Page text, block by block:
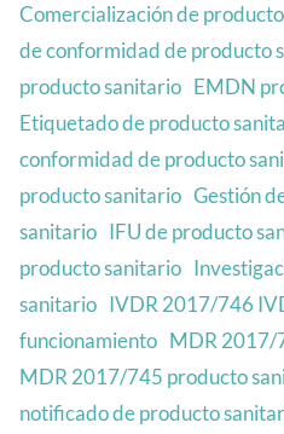
Comercialización de
de conformidad de producto
producto sanitario EMDN
Etiquetado de producto
conformidad de producto
producto sanitario Gestión
sanitario IFU de producto
producto sanitario
sanitario IVDR 2017/746
funcionamiento MDR 2017/
MDR 2017/745 producto
notificado de producto